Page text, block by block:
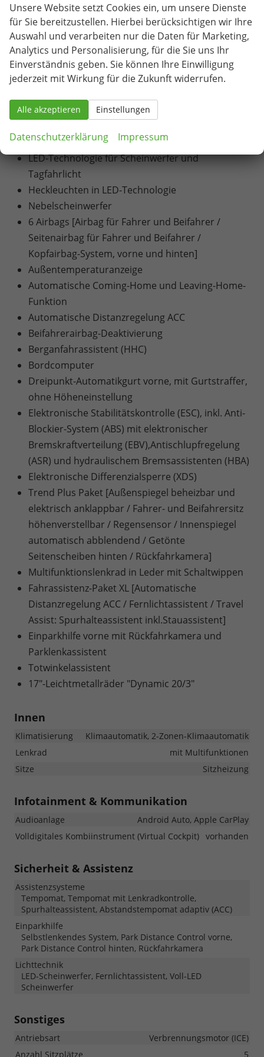
Infotainmentsystem mit 8,25" Display [USB-C-
Schnittstelle / Bluetooth-Schnittstelle mit
integrierter Freisprechanlage und Audio-
Streaming / Vorbereitet für die Aktivierung von
SEAT CONNECT mit kostenloser Vertragslaufzeit
Volldigitales Kombiinstrument mit 8" TFT Display
Drittes Bremslicht, in Heckspoiler integriert
LED-Technologie für Scheinwerfer und
Tagfahrlicht
Heckleuchten in LED-Technologie
Nebelscheinwerfer
6 Airbags [Airbag für Fahrer und Beifahrer /
Seitenairbag für Fahrer und Beifahrer /
Kopfairbag-System, vorne und hinten]
Außentemperaturanzeige
Automatische Coming-Home und Leaving-Home-
Funktion
Automatische Distanzregelung ACC
Beifahrerairbag-Deaktivierung
Berganfahrassistent (HHC)
Bordcomputer
Dreipunkt-Automatikgurt vorne, mit Gurtstraffer,
ohne Höheneinstellung
Elektronische Stabilitätskontrolle (ESC), inkl. Anti-
Blockier-System (ABS) mit elektronischer
Bremskraftverteilung (EBV),Antischlupfregelung
(ASR) und hydraulischem Bremsassistenten (HBA)
Elektronische Differenzialsperre (XDS)
Trend Plus Paket [Außenspiegel beheizbar und
elektrisch anklappbar / Fahrer- und Beifahrersitz
höhenverstellbar / Regensensor / Innenspiegel
automatisch abblendend / Getönte
Seitenscheiben hinten / Rückfahrkamera]
Multifunktionslenkrad in Leder mit Schaltwippen
Fahrassistenz-Paket XL [Automatische
Distanzregelung ACC / Fernlichtassistent / Travel
Assist: Spurhalteassistent inkl.Stauassistent]
Einparkhilfe vorne mit Rückfahrkamera und
Parklenkassistent
Totwinkelassistent
17"-Leichtmetallräder "Dynamic 20/3"
Innen
Klimatisierung
Klimaautomatik, 2-Zonen-Klimaautomatik
Lenkrad
mit Multifunktionen
Sitze
Sitzheizung
Infotainment & Kommunikation
Audioanlage
Android Auto, Apple CarPlay
Volldigitales Kombiinstrument (Virtual Cockpit) vorhanden
Sicherheit & Assistenz
Assistenzsysteme
Tempomat, Tempomat mit Lenkradkontrolle,
Spurhalteassistent, Abstandstempomat adaptiv (ACC)
Einparkhilfe
Selbstlenkendes System, Park Distance Control vorne,
Park Distance Control hinten, Rückfahrkamera
Lichttechnik
LED-Scheinwerfer, Fernlichtassistent, Voll-LED
Scheinwerfer
Sonstiges
Antriebsart
Verbrennungsmotor (ICE)
Anzahl Sitzplätze
5
Unsere Website setzt Cookies ein, um unsere Dienste
für Sie bereitzustellen. Hierbei berücksichtigen wir Ihre
Auswahl und verarbeiten nur die Daten für Marketing,
Analytics und Personalisierung, für die Sie uns Ihr
Einverständnis geben. Sie können Ihre Einwilligung
jederzeit mit Wirkung für die Zukunft widerrufen.
Alle akzeptieren Einstellungen
Datenschutzerklärung Impressum